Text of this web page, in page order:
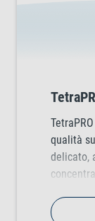
qualità
delicato,